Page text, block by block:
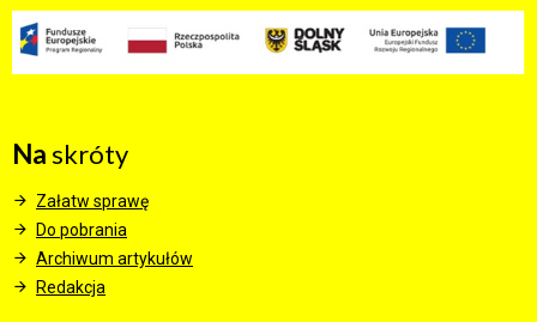
Naskróty
Załatw sprawę
Do pobrania
Archiwum artykułów
Redakcja